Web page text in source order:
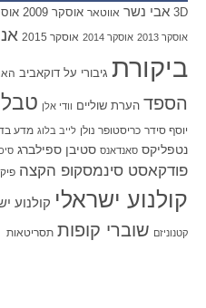
3D אבי נשר אווטאר אוסקר 2009 אוסקר
אוסקר 2013 אוסקר 2014 אוסקר 2015
ביקורת גיבורי על דוקאביב
הספד הערת שוליים וודי אלן
יוסף סידר כריסטופר נולן לייב בלוג מדע
נטפליקס סאנדאנס סטיבן ספילברג
פודקאסט סינמסקופ הקצה
קולנוע ישראלי קולנוע
קטנוניזם שוברי קופות תסריטאות